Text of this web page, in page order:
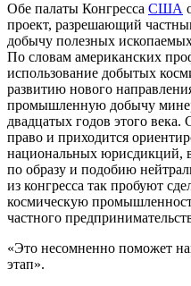
Обе палаты Конгресса США
проект, разрешающий
добычу полезных
По словам американских
использование добытых
развитию нового
промышленную добычу
двадцатых годов этого
право и приходится
национальных юрисдикций,
по образу и подобию
из конгресса так пробуют
космическую
частного
«Это несомненно поможет
этап».